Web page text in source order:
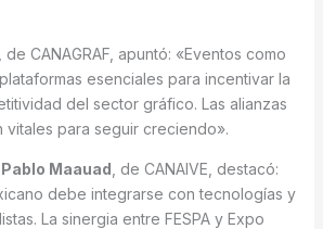
, de CANAGRAF, apuntó: «Eventos como
esenciales para incentivar la
del sector gráfico. Las alianzas
vitales para seguir creciendo».
Maauad , de CANAIVE, destacó:
debe integrarse con tecnologías y
La sinergia entre FESPA y Expo